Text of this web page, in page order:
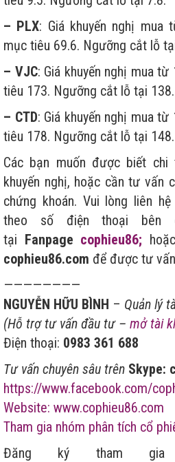
– PLX: Giá khuyến nghị mua
mục tiêu 69.6. Ngưỡng cắt lỗ
– VJC: Giá khuyến nghị mua
tiêu 173. Ngưỡng cắt lỗ tại 138.
– CTD: Giá khuyến nghị mua
tiêu 178. Ngưỡng cắt lỗ tại 148.
Các bạn muốn được biết
khuyến nghị, hoặc cần tư vấn
chứng khoán. Vui lòng liên
theo số điện thoại bên
tại Fanpage cophieu86;
cophieu86.com để được tư
————————
NGUYỄN HỮU BÌNH – Quản lý
(Hỗ trợ tư vấn đầu tư – mở tài
Điện thoại: 0983 361 688
Tư vấn chuyên sâu trên Skype:
https://www.facebook.com/
Website: www.cophieu86.com
Tham gia nhóm phân tích cổ
Đăng ký tham